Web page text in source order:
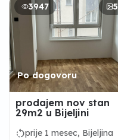
3947 5
Po dogovoru
prodajem nov stan
29m2 u Bijeljini
rotate_leftprije 1 mesec, Bijeljina